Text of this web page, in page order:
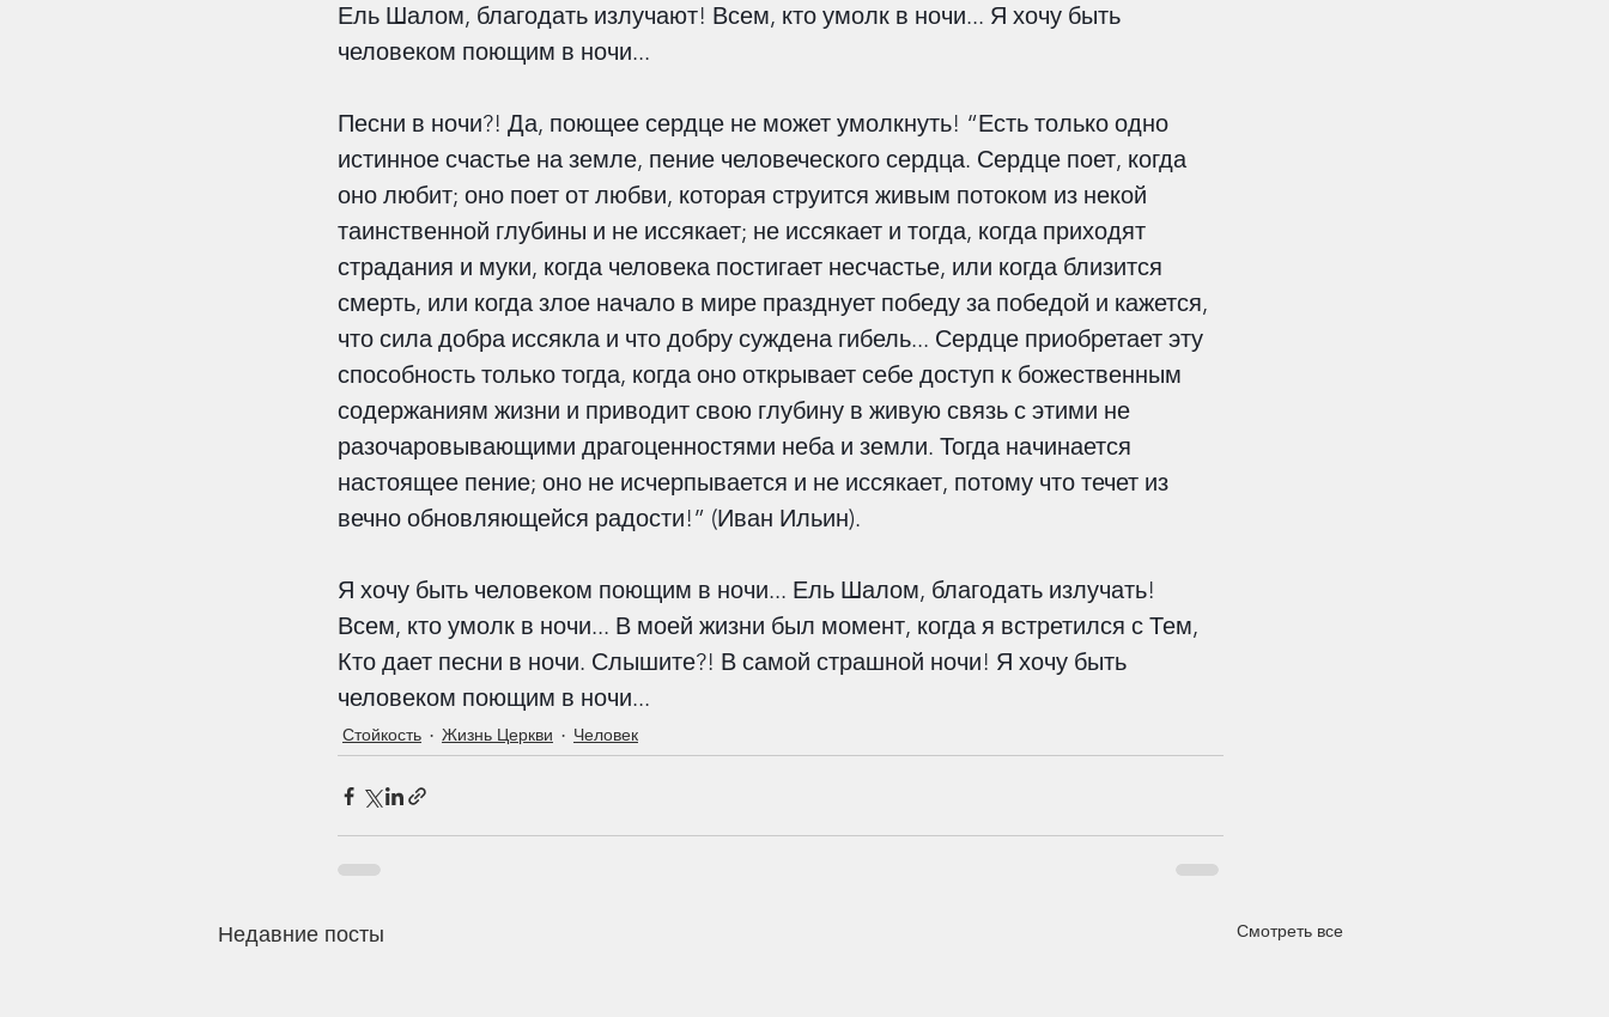
Our Recent Posts
«Впрочем, братия мои,
Ель Шалом, благодать излучают! Всем, кто умолк в ночи... Я хочу быть
человеком поющим в ночи...
Песни в ночи?! Да, поющее сердце не может умолкнуть! “Есть только одно
истинное счастье на земле, пение человеческого сердца. Сердце поет, когда
оно любит; оно поет от любви, которая струится живым потоком из некой
таинственной глубины и не иссякает; не иссякает и тогда, когда приходят
страдания и муки, когда человека постигает несчастье, или когда близится
смерть, или когда злое начало в мире празднует победу за победой и кажется,
что сила добра иссякла и что добру суждена гибель... Сердце приобретает эту
способность только тогда, когда оно открывает себе доступ к божественным
содержаниям жизни и приводит свою глубину в живую связь с этими не
разочаровывающими драгоценностями неба и земли. Тогда начинается
настоящее пение; оно не исчерпывается и не иссякает, потому что течет из
вечно обновляющейся радости!” (Иван Ильин).
Я хочу быть человеком поющим в ночи... Ель Шалом, благодать излучать!
Всем, кто умолк в ночи... В моей жизни был момент, когда я встретился с Тем,
Кто дает песни в ночи. Слышите?! В самой страшной ночи! Я хочу быть
человеком поющим в ночи...
Стойкость Жизнь Церкви Человек
Недавние посты Смотреть все